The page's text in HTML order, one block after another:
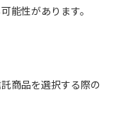
能性があります。
商品を選択する際の